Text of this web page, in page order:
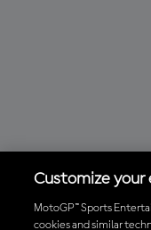
Customize your
MotoGP™ Sports
cookies and similar